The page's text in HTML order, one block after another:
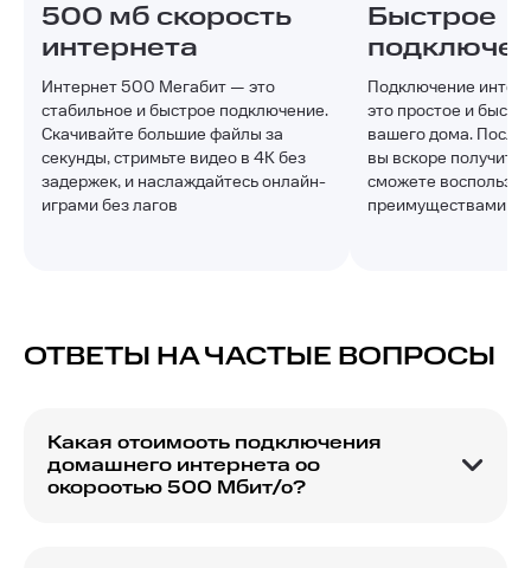
500 мб скорость
интернета
Интернет 500 Мегабит — это
стабильное и быстрое подключение.
Скачивайте большие файлы за
секунды, стримьте видео в 4K без
задержек, и наслаждайтесь онлайн-
играми без лагов
Быстрое
Подключение
это простое и
вашего дома. После
вы вскоре получите
сможете
преимуществами
ОТВЕТЫ НА ЧАСТЫЕ ВОПРОСЫ
Какая стоимость подключения
домашнего интернета со
скоростью 500 Мбит/с?